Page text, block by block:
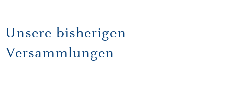
Unsere bisherigen
Versammlungen